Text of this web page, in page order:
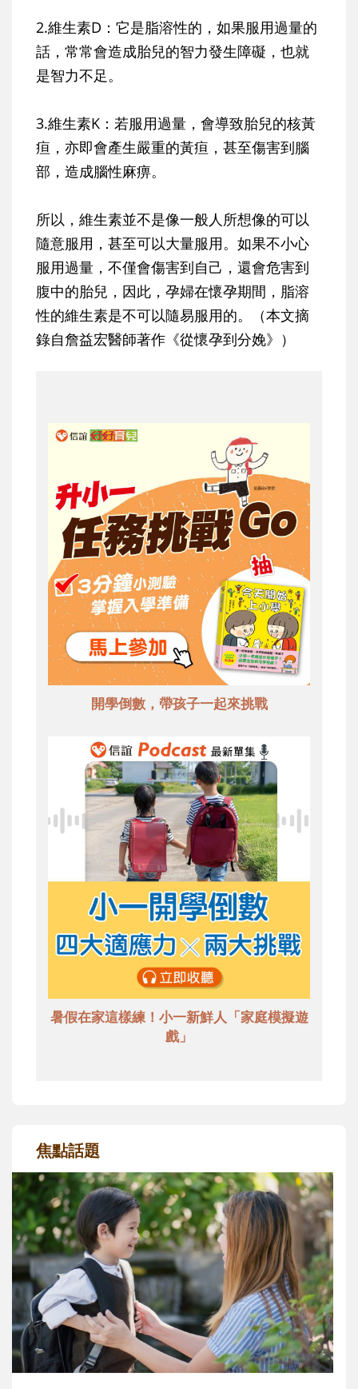
2.維生素D： 它是脂溶性的，如果服用過量的
話，常常會造成胎兒的智力發生障礙，也就
是智力不足。
3.維生素K： 若服用過量，會導致胎兒的核黃
疸，亦即會產生嚴重的黃疸，甚至傷害到腦
部，造成腦性麻痹。
所以，維生素並不是像一般人所想像的可以
隨意服用，甚至可以大量服用。如果不小心
服用過量，不僅會傷害到自己，還會危害到
腹中的胎兒，因此，孕婦在懷孕期間，脂溶
性的維生素是不可以隨易服用的。（本文摘
錄自詹益宏醫師著作《從懷孕到分娩》）
開學倒數，帶孩子一起來挑戰
暑假在家這樣練！小一新鮮人「家庭模擬遊
戲」
焦點話題